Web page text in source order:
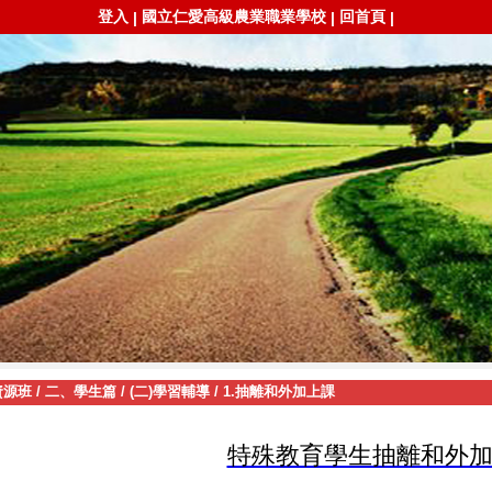
登入 | 國立仁愛高級農業職業學校 | 回首頁 |
源班/ 二、學生篇/ (二)學習輔導/ 1.抽離和外加上課
特殊教育學生抽離和外